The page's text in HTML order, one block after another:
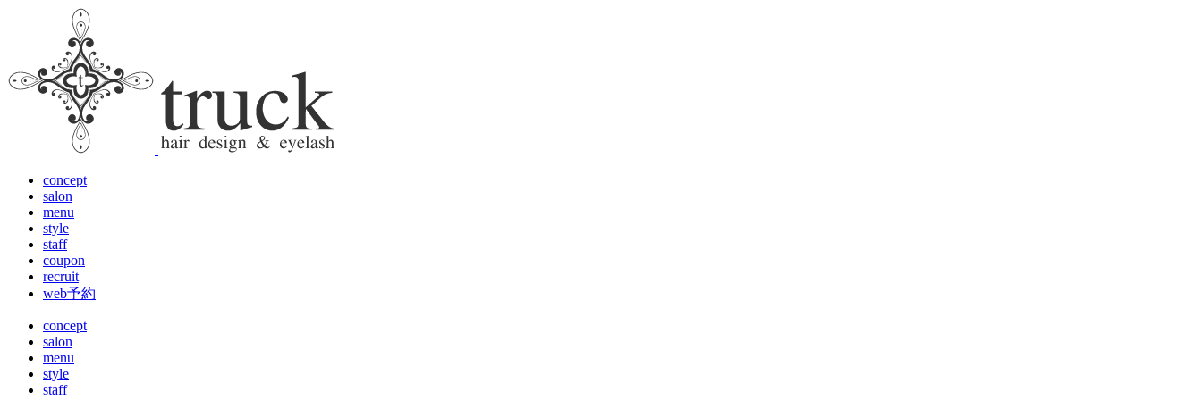
concept
salon
menu
style
staff
coupon
recruit
web予約
concept
salon
menu
style
staff